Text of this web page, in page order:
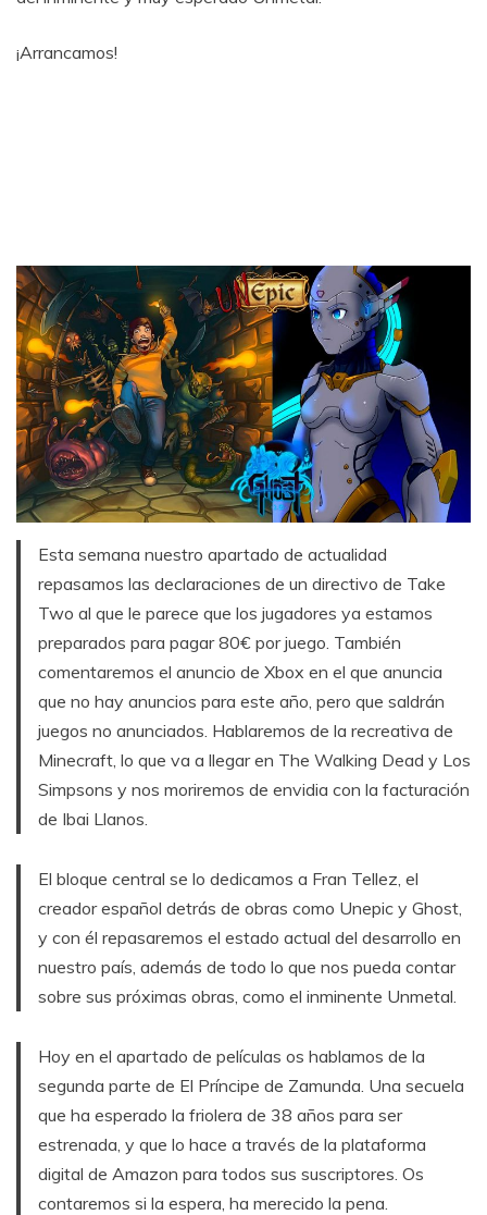
¡Arrancamos!
Esta semana nuestro apartado de actualidad
repasamos las declaraciones de un directivo de Take
Two al que le parece que los jugadores ya estamos
preparados para pagar 80€ por juego. También
comentaremos el anuncio de Xbox en el que anuncia
que no hay anuncios para este año, pero que saldrán
juegos no anunciados. Hablaremos de la recreativa de
Minecraft, lo que va a llegar en The Walking Dead y Los
Simpsons y nos moriremos de envidia con la facturación
de Ibai Llanos.
El bloque central se lo dedicamos a Fran Tellez, el
creador español detrás de obras como Unepic y Ghost,
y con él repasaremos el estado actual del desarrollo en
nuestro país, además de todo lo que nos pueda contar
sobre sus próximas obras, como el inminente Unmetal.
Hoy en el apartado de películas os hablamos de la
segunda parte de El Príncipe de Zamunda. Una secuela
que ha esperado la friolera de 38 años para ser
estrenada, y que lo hace a través de la plataforma
digital de Amazon para todos sus suscriptores. Os
contaremos si la espera, ha merecido la pena.